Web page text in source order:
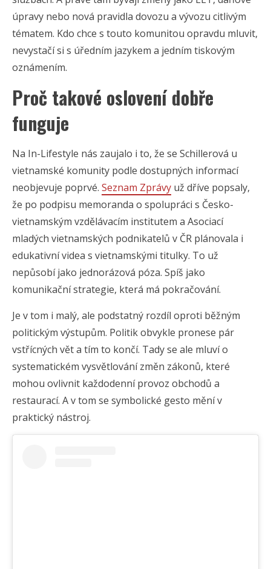
úpravy nebo nová pravidla dovozu a vývozu citlivým
tématem. Kdo chce s touto komunitou opravdu mluvit,
nevystačí si s úředním jazykem a jedním tiskovým
oznámením.
Proč takové oslovení dobře
funguje
Na In-Lifestyle nás zaujalo i to, že se Schillerová u
vietnamské komunity podle dostupných informací
neobjevuje poprvé. Seznam Zprávy už dříve popsaly,
že po podpisu memoranda o spolupráci s Česko-
vietnamským vzdělávacím institutem a Asociací
mladých vietnamských podnikatelů v ČR plánovala i
edukativní videa s vietnamskými titulky. To už
nepůsobí jako jednorázová póza. Spíš jako
komunikační strategie, která má pokračování.
Je v tom i malý, ale podstatný rozdíl oproti běžným
politickým výstupům. Politik obvykle pronese pár
vstřícných vět a tím to končí. Tady se ale mluví o
systematickém vysvětlování změn zákonů, které
mohou ovlivnit každodenní provoz obchodů a
restaurací. A v tom se symbolické gesto mění v
praktický nástroj.